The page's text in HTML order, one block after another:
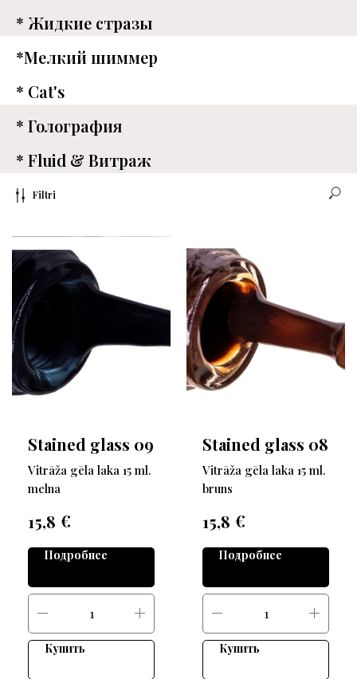
* Жидкие стразы
*Мелкий шиммер
* Cat's
* Голография
* Fluid & Витраж
Filtri
Stained glass 09
Vitrāža gēla laka 15 ml.
melna
15,8 €
Подробнее
Купить
Stained glass 08
Vitrāža gēla laka 15 ml.
bruns
15,8 €
Подробнее
Купить